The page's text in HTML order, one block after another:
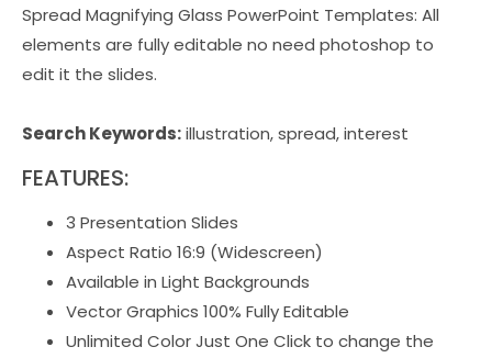
Spread Magnifying Glass PowerPoint Templates: All
elements are fully editable no need photoshop to
edit it the slides.
Search Keywords:illustration, spread, interest
FEATURES:
3 Presentation Slides
Aspect Ratio 16:9 (Widescreen)
Available in Light Backgrounds
Vector Graphics 100% Fully Editable
Unlimited Color Just One Click to change the